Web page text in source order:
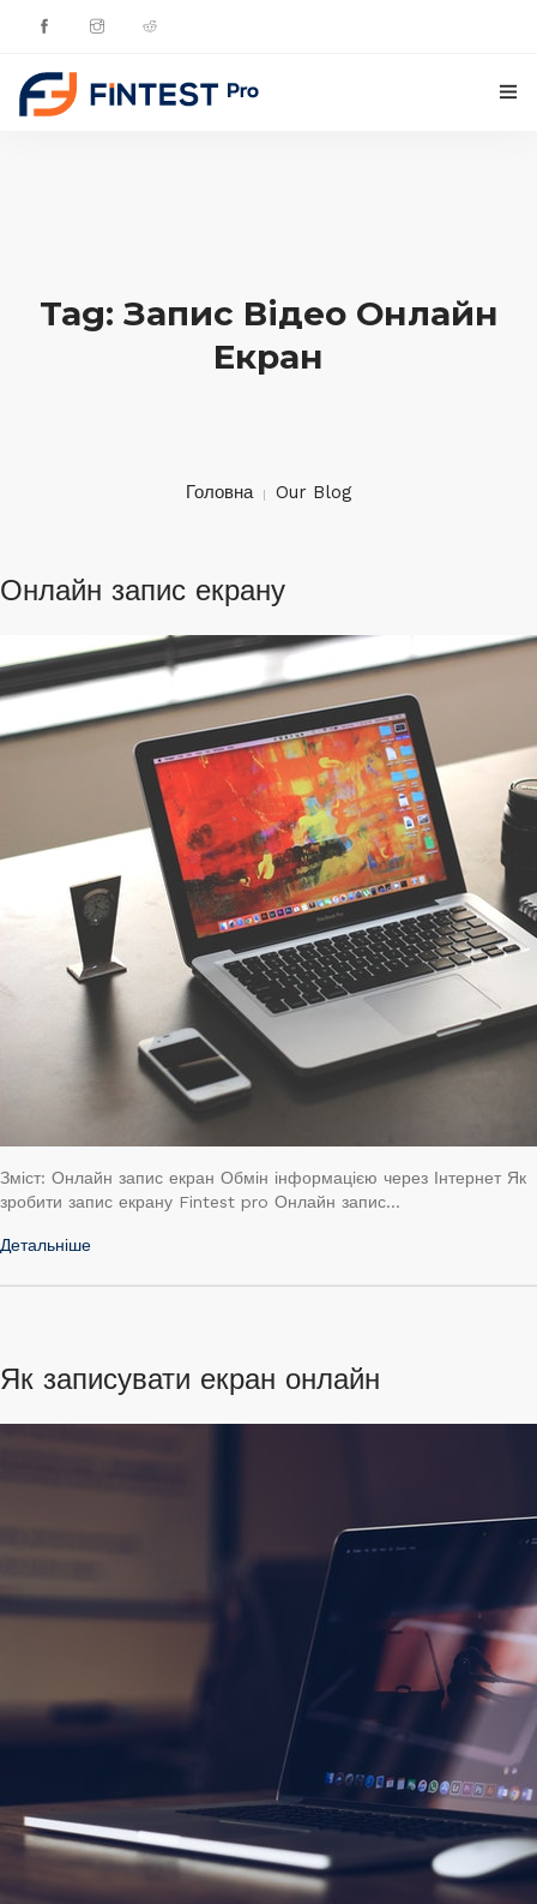
КОНТАКТИ
Tag: Запис Відео Онлайн
Екран
Головна Our Blog
Онлайн запис екрану
Зміст: Онлайн запис екран Обмін інформацією через Інтернет Як
зробити запис екрану Fintest pro Онлайн запис…
Детальніше
Як записувати екран онлайн